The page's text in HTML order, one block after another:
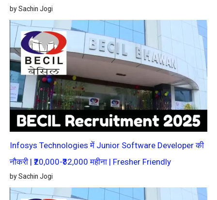
by Sachin Jogi
Infosys Technologies में Junior Software Developer की
नौकरी | ₹20,000-₹32,000 महीना | Fresher Friendly
by Sachin Jogi